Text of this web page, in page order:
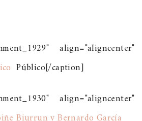
align="aligncenter"
Público[/caption]
align="aligncenter"